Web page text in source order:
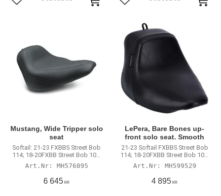
Lägg till i favoriter Lägg till i favoriter
Mustang, Wide Tripper solo
seat
Softail: 21-23 FXBBS Street Bob
114; 18-20FXBB Street Bob 107;
20-23 FXST Softail Standard 107
MH576895
6 645 KR
LePera, Bare Bones up-
front solo seat. Smooth
21-23 Softail FXBBS Street Bob
114; 18-20FXBB Street Bob 107;
20-23 FXST Softail Standard 107;
18-21FLSL Slim 107
MH599529
4 895 KR